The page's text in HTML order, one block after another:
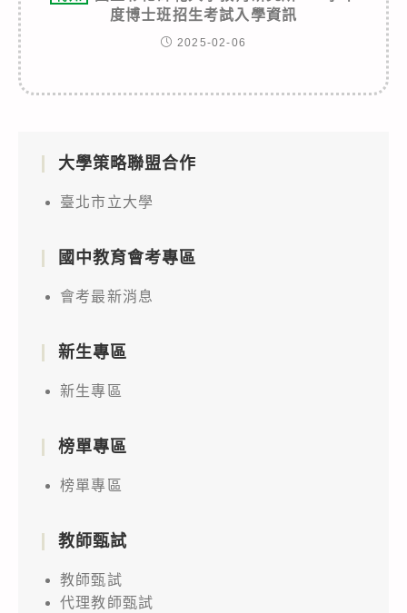
度博士班招生考試入學資訊
2025-02-06
大學策略聯盟合作
臺北市立大學
國中教育會考專區
會考最新消息
新生專區
新生專區
榜單專區
榜單專區
教師甄試
教師甄試
代理教師甄試